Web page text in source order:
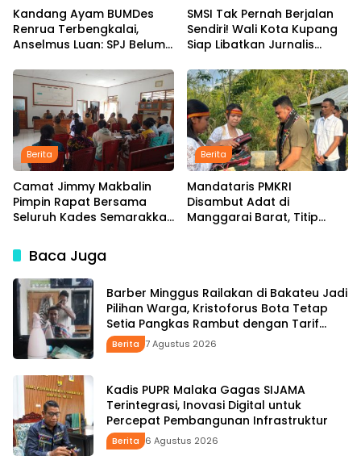
Kandang Ayam BUMDes
Renrua Terbengkalai,
Anselmus Luan: SPJ Belum
Desa Sejak Januari Belum
Dibayar
SMSI Tak Pernah Berjalan
Sendiri! Wali Kota Kupang
Siap Libatkan Jurnalis
Pemkot
Berita
Camat Jimmy Makbalin
Pimpin Rapat Bersama
Seluruh Kades Semarakkan
Instruksi Bupati SBS dan
Wabup HMS
Berita
Mandataris PMKRI
Disambut Adat di
Manggarai Barat, Titip
Baca Juga
Barber Minggus Railakan di Bakateu Jadi
Pilihan Warga, Kristoforus Bota Tetap
Setia Pangkas Rambut dengan Tarif
Rp15 Ribu per Kepala
Berita 7 Agustus 2026
Kadis PUPR Malaka Gagas SIJAMA
Terintegrasi, Inovasi Digital untuk
Percepat Pembangunan Infrastruktur
Berita 6 Agustus 2026